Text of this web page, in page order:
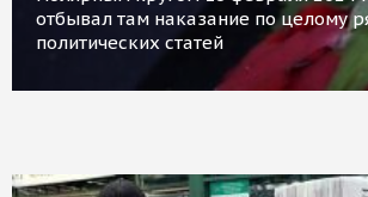
отбывал там наказание по целому
политических статей